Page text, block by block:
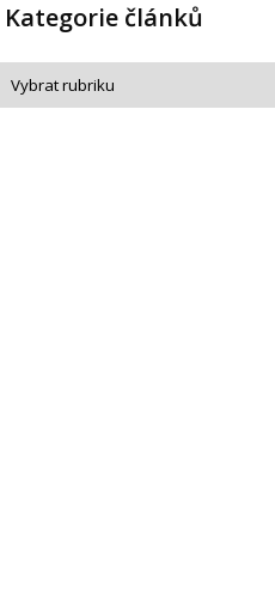
Kategorie článků